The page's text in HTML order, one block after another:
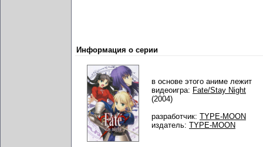
Информация о серии
в основе этого аниме лежит
видеоигра: Fate/Stay Night
(2004)
разработчик: TYPE-MOON
издатель: TYPE-MOON